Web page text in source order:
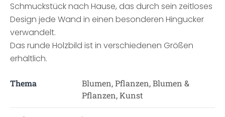
Schmuckstück nach Hause, das durch sein zeitloses
Design jede Wand in einen besonderen Hingucker
verwandelt.
Das runde Holzbild ist in verschiedenen Größen
erhältlich.
Thema
Blumen, Pflanzen, Blumen &
Pflanzen, Kunst